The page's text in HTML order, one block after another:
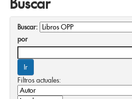
Buscar:
por
Filtros actuales: